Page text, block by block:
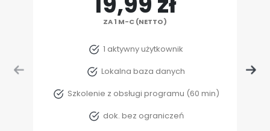
ZA 1 M-C (NETTO)
1 aktywny użytkownik
Lokalna baza danych
Szkolenie z obsługi programu (60 min)
dok. bez ograniczeń